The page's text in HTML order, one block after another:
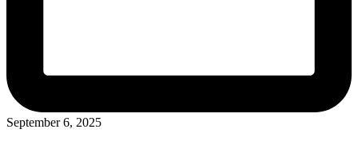
September 6, 2025